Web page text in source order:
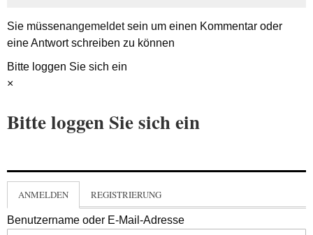
Sie müssenangemeldetsein um einen Kommentar oder
eine Antwort schreiben zu können
Bitte loggen Sie sich ein
×
Bitte loggen Sie sich ein
ANMELDEN REGISTRIERUNG
Benutzername oder E-Mail-Adresse